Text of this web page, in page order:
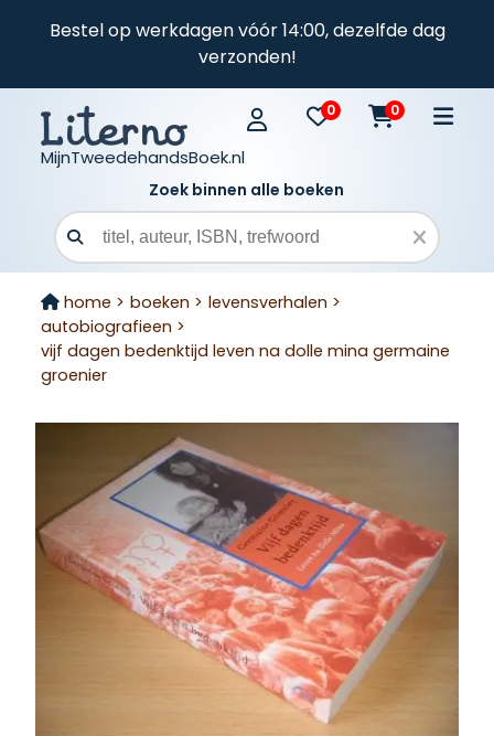
Bestel op werkdagen vóór 14:00, dezelfde dag
verzonden!
MijnTweedehandsBoek.nl
0 0
Zoek binnen alle boeken
Zoekveld
home > boeken > levensverhalen >
autobiografieen >
vijf dagen bedenktijd leven na dolle mina germaine
groenier